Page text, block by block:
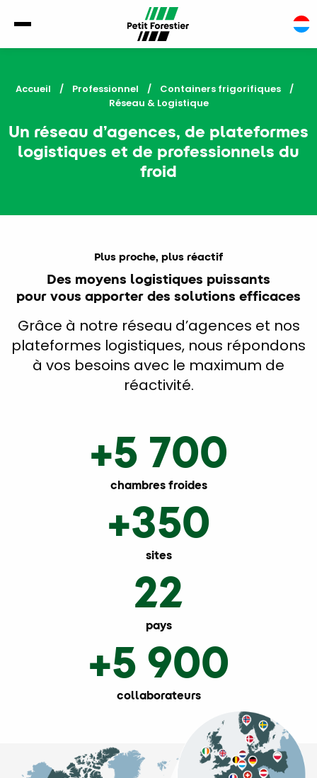
Accueil Professionnel
Containers frigorifiques
Current:
Réseau & Logistique
Un réseau d’agences, de plateformes
logistiques et de professionnels du
froid
Plus proche, plus réactif
Des moyens logistiques puissants
pour vous apporter des solutions efficaces
Grâce à notre réseau d’agences et nos
plateformes logistiques, nous répondons
à vos besoins avec le maximum de
réactivité.
+5 700
chambres froides
+350
sites
22
pays
+5 900
collaborateurs